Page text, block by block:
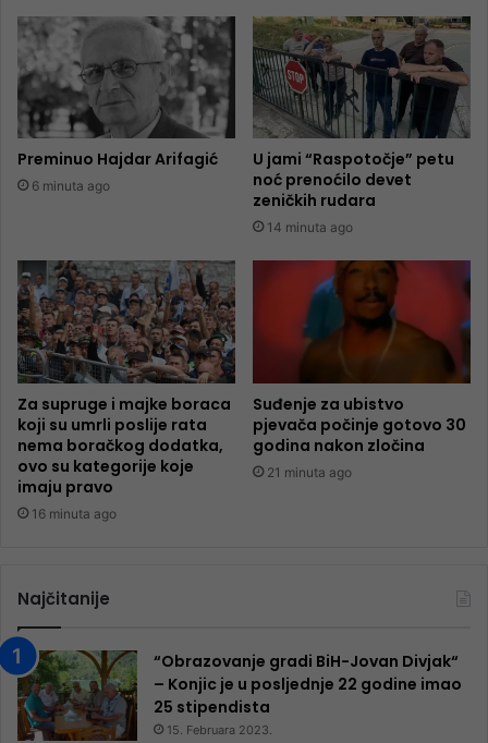
Preminuo Hajdar Arifagić
6 minuta ago
U jami “Raspotočje” petu
noć prenoćilo devet
zeničkih rudara
14 minuta ago
Za supruge i majke boraca
koji su umrli poslije rata
nema boračkog dodatka,
ovo su kategorije koje
imaju pravo
16 minuta ago
Suđenje za ubistvo
pjevača počinje gotovo 30
godina nakon zločina
21 minuta ago
Najčitanije
“Obrazovanje gradi BiH-Jovan Divjak“
– Konjic je u posljednje 22 godine imao
25 ​​stipendista
15. Februara 2023.